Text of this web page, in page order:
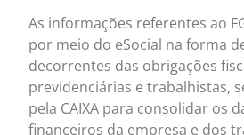
As informações referentes ao
por meio do eSocial na forma
decorrentes das obrigações
previdenciárias e trabalhistas,
pela CAIXA para consolidar os
financeiros da empresa e dos